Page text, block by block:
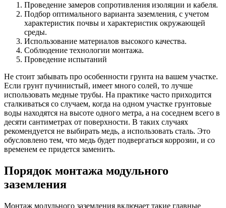
Проведение замеров сопротивления изоляции и кабеля.
Подбор оптимального варианта заземления, с учетом
характеристик почвы и характеристик окружающей
среды.
Использование материалов высокого качества.
Соблюдение технологии монтажа.
Проведение испытаний
Не стоит забывать про особенности грунта на вашем участке.
Если грунт пучинистый, имеет много солей, то лучше
использовать медные трубы. На практике часто приходится
сталкиваться со случаем, когда на одном участке грунтовые
воды находятся на высоте одного метра, а на соседнем всего в
десяти сантиметрах от поверхности. В таких случаях
рекомендуется не выбирать медь, а использовать сталь. Это
обусловлено тем, что медь будет подвергаться коррозии, и со
временем ее придется заменить.
Порядок монтажа модульного
заземления
Монтаж модульного заземления включает такие главные